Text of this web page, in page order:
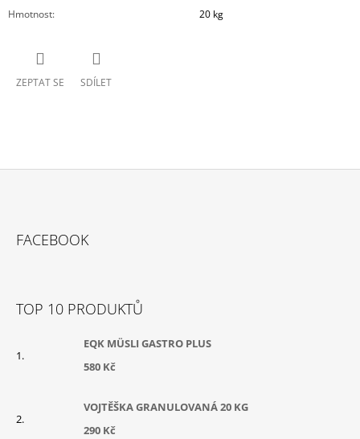
Hmotnost: 20 kg
ZEPTAT SE SDÍLET
FACEBOOK
TOP 10 PRODUKTŮ
EQK MÜSLI GASTRO PLUS
580 Kč
VOJTĚŠKA GRANULOVANÁ 20 KG
290 Kč